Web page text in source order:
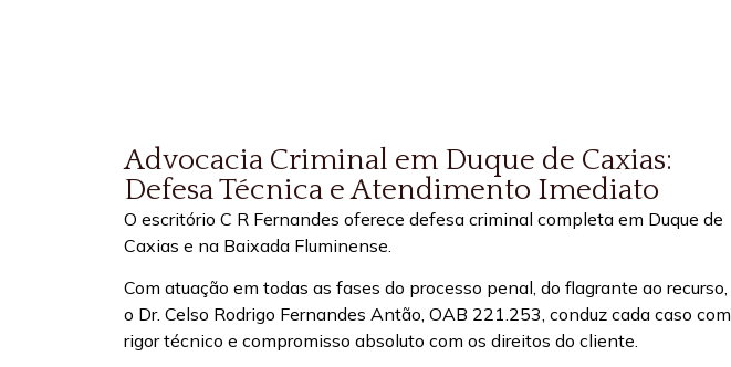
Advocacia Criminal em Duque de Caxias:
Defesa Técnica e Atendimento Imediato
O escritório C R Fernandes oferece defesa criminal completa em Duque de
Caxias e na Baixada Fluminense.
Com atuação em todas as fases do processo penal, do flagrante ao recurso,
o Dr. Celso Rodrigo Fernandes Antão, OAB 221.253, conduz cada caso com
rigor técnico e compromisso absoluto com os direitos do cliente.